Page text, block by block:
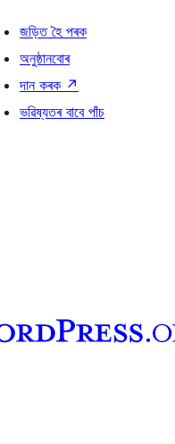
জড়িত হৈ পৰক
অনুষ্ঠানবোৰ
দান কৰক ↗
ভৱিষ্যতৰ বাবে পাঁচ